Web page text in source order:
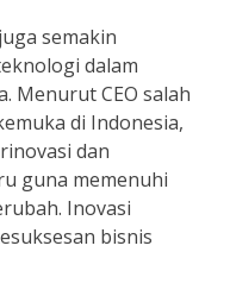
semakin
dalam
Menurut CEO salah
di Indonesia,
dan
guna memenuhi
Inovasi
bisnis